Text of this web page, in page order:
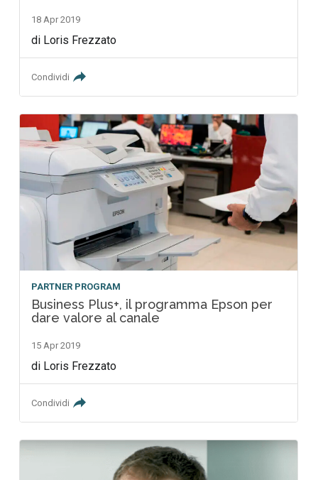
18 Apr 2019
di Loris Frezzato
Condividi
PARTNER PROGRAM
Business Plus+, il programma Epson per
dare valore al canale
15 Apr 2019
di Loris Frezzato
Condividi